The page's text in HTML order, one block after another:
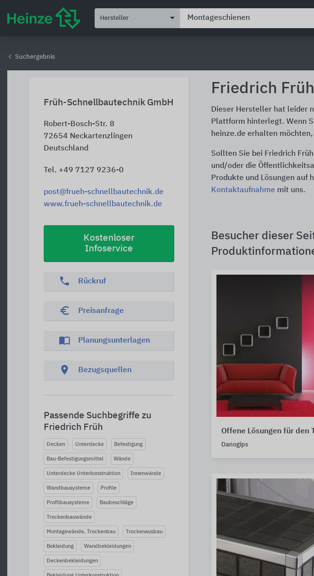
Hersteller
Suchergebnis
Früh-Schnellbautechnik GmbH
Robert-Bosch-Str. 8
72654 Neckartenzlingen
Deutschland
Tel. +49 7127 9236-0
post@frueh-schnellbautechnik.de
www.frueh-schnellbautechnik.de
Kostenloser
Infoservice
phone Rückruf
euro_symbol Preisanfrage
import_contacts Planungsunterlagen
location_on Bezugsquellen
Passende Suchbegriffe zu
Friedrich Früh
Decken Unterdecke Befestigung
Bau-Befestigungsmittel Wände
Unterdecke Unterkonstruktion Innenwände
Wandbausysteme Profile
Profilbausysteme Baubeschläge
Trockenbauwände
Montagewände, Trockenbau Trockenausbau
Bekleidung Wandbekleidungen
Deckenbekleidungen
Friedrich Früh
Dieser Hersteller hat leider
Plattform hinterlegt. Wenn
heinze.de erhalten
Sollten Sie bei Friedrich
und/oder die
Produkte und Lösungen auf
Kontaktaufnahme mit uns.
Besucher dieser
Offene Lösungen für den
Danogips